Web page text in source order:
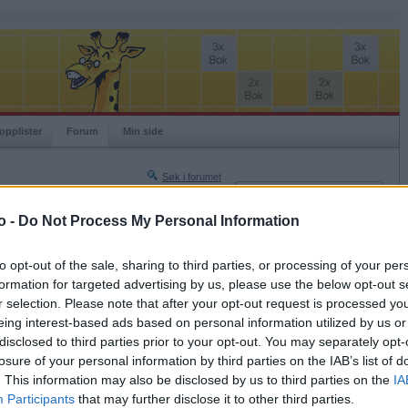
- Do Not Process My Personal Information
opt-out of the sale, sharing to third parties, or processing of your
for targeted advertising by us, please use the below opt-out
selection. Please note that after your opt-out request is processed
interest-based ads based on personal information utilized by us
to third parties prior to your opt-out. You may separately
of your personal information by third parties on the IAB’s list of
This information may also be disclosed by us to third parties on the
Participants that may further disclose it to other third parties.
Forum Min side
Søk i forumet
2020-03-27 21:00
å ta det for seriøst. Jeg var morsom inne i
Brukernavn
Logg inn
Glemt ditt passord?
Få ny aktiveringslenke